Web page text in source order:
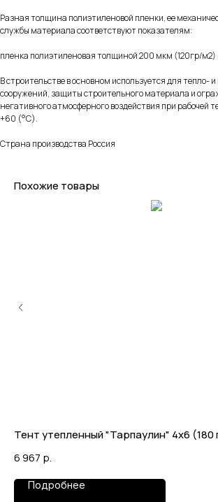
Разная толщина полиэтиленовой пленки, ее
службы материала соответствуют показателям:
пленка полиэтиленовая толщиной 200 мкм (120гр/м2)
В строительстве в основном используется для тепло-
сооружений, защиты строительного материала и
негативного атмосферного воздействия при рабочей
+60 (°С).
Страна производства Россия
Похожие товары
Тент утепленный "Тарпаулин" 4х6 (180
6 967 р.
Подробнее